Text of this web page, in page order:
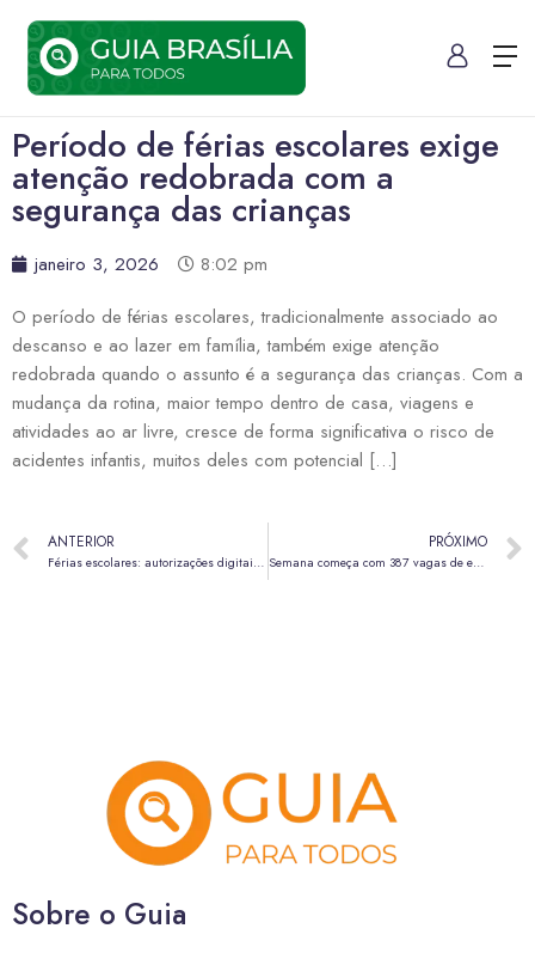
Período de férias escolares exige
atenção redobrada com a
segurança das crianças
janeiro 3, 2026
8:02 pm
O período de férias escolares, tradicionalmente associado ao
descanso e ao lazer em família, também exige atenção
redobrada quando o assunto é a segurança das crianças. Com a
mudança da rotina, maior tempo dentro de casa, viagens e
atividades ao ar livre, cresce de forma significativa o risco de
acidentes infantis, muitos deles com potencial […]
ANTERIOR
Férias escolares: autorizações digitais de viagem de menores crescem 307% no DF
PRÓXIMO
Semana começa com 387 vagas de emprego nas agências do trabalhador do DF
Sobre o Guia